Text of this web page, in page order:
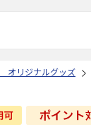
オリジナルグッズ